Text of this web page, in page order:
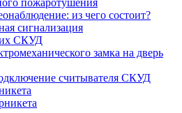
пожаротушения
из чего состоит?
сигнализация
СКУД
замка на дверь
считывателя СКУД